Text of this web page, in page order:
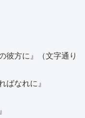
彼方に』（文字通り
ばなれに』